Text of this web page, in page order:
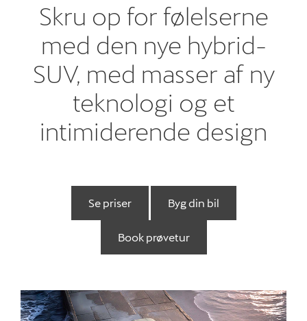
Book prøvetur
Brugte biler
Værksted
Tilbehør
Skru op for følelserne
med den nye hybrid-
SUV, med masser af ny
teknologi og et
intimiderende design
Se priser Byg din bil
Book prøvetur